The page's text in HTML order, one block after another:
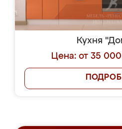
Кухня
Цена: от 35